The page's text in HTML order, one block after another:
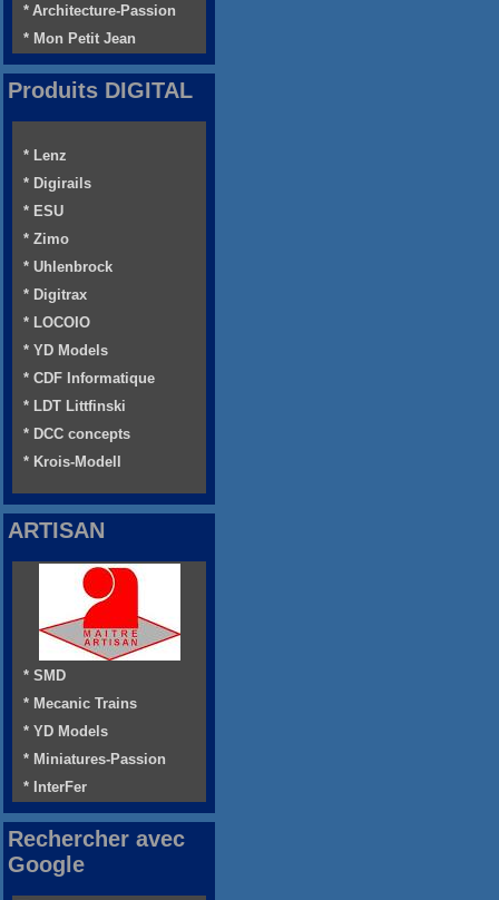
* Architecture-Passion
* Mon Petit Jean
Produits DIGITAL
* Lenz
* Digirails
* ESU
* Zimo
* Uhlenbrock
* Digitrax
* LOCOIO
* YD Models
* CDF Informatique
* LDT Littfinski
* DCC concepts
* Krois-Modell
ARTISAN
* SMD
* Mecanic Trains
* YD Models
* Miniatures-Passion
* InterFer
Rechercher avec
Google